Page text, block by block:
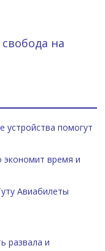
на
устройства помогут
экономит время и
Авиабилеты
развала и